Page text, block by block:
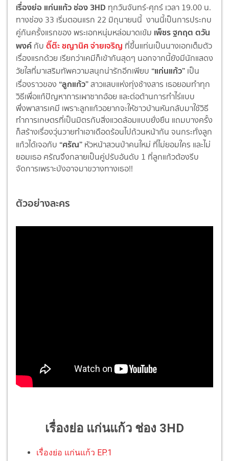
เรื่องย่อ แก่นแก้ว ช่อง 3HD ทุกวันจันทร์-ศุกร์ เวลา 19.00 น.
ทางช่อง 33 เริ่มตอนแรก 22 มิถุนายนนี้ งานนี้เป็นการประกบ
คู่กันครั้งแรกของ พระเอกหนุ่มหล่อมาดเข้ม เพ็ชร ฐกฤต ตวัน
พงค์ กับ ติ๊ต๊ะ ชญานิศ จ่ายเจริญ ที่ขึ้นแท่นเป็นนางเอกเต็มตัว
เรื่องแรกด้วย เรียกว่าเคมีก็เข้ากันสุดๆ นอกจากนี้ยังมีนักแสดง
วัยใสที่มาเสริมทัพความสนุกน่ารักอีกเพียบ “แก่นแก้ว” เป็น
เรื่องราวของ “ลูกแก้ว”สาวแสบแห่งทุ่งช้างสาร เธอยอมทำทุก
วิธีเพื่อแก้ปัญหาการเผาซากอ้อย และต่อต้านการทำไร่แบบ
พึ่งพาสารเคมี เพราะลูกแก้วอยากจะให้ชาวบ้านหันกลับมาใช้วิธี
ทำการเกษตรที่เป็นมิตรกับสิ่งแวดล้อมแบบยั่งยืน แถมบางครั้ง
ก็สร้างเรื่องวุ่นวายทำเอาเดือดร้อนไปถ้วนหน้ากัน จนกระทั่งลูก
แก้วได้เจอกับ “ศรัณ” หัวหน้าสวนป่าคนใหม่ ที่ไม่ยอมใคร และไม่
ยอมเธอ ศรัณจึงกลายเป็นคู่ปรับอันดับ 1 ที่ลูกแก้วต้องรีบ
จัดการเพราะบังอาจมาขวางทางเธอ!!
ตัวอย่างละคร
เรื่องย่อ แก่นแก้ว ช่อง 3HD
เรื่องย่อ แก่นแก้ว EP.1